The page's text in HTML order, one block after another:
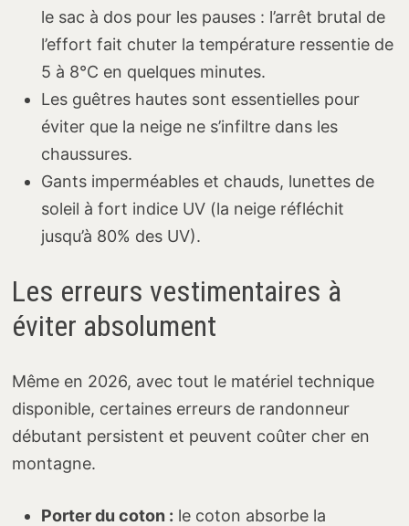
le sac à dos pour les pauses : l’arrêt brutal de
l’effort fait chuter la température ressentie de
5 à 8°C en quelques minutes.
Les guêtres hautes sont essentielles pour
éviter que la neige ne s’infiltre dans les
chaussures.
Gants imperméables et chauds, lunettes de
soleil à fort indice UV (la neige réfléchit
jusqu’à 80% des UV).
Les erreurs vestimentaires à
éviter absolument
Même en 2026, avec tout le matériel technique
disponible, certaines erreurs de randonneur
débutant persistent et peuvent coûter cher en
montagne.
Porter du coton : le coton absorbe la